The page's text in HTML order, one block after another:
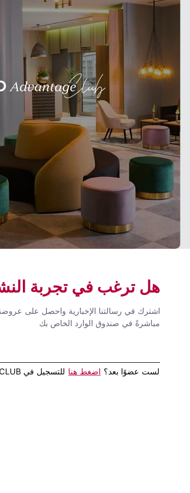
هل ترغب في تجربة
اشترك في رسالتنا الإخبارية واحصل على
مباشرةً في صندوق الوارد الخاص بك
لست عضوًا بعد؟ اضغط هنا للتسجيل في AdvantageCLUB!